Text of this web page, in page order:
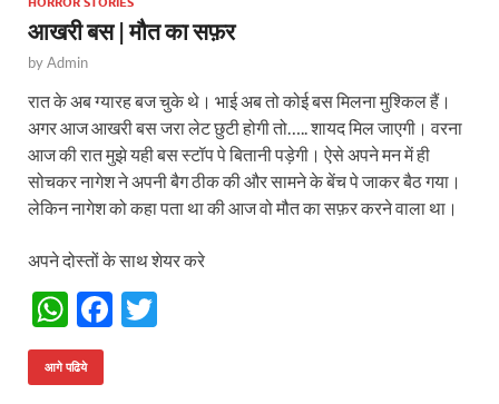
आखरी बस | मौत का सफ़र
byAdmin
रात के अब ग्यारह बज चुके थे। भाई अब तो कोई बस मिलना मुश्किल हैं।
अगर आज आखरी बस जरा लेट छुटी होगी तो….. शायद मिल जाएगी। वरना
आज की रात मुझे यही बस स्टॉप पे बितानी पड़ेगी। ऐसे अपने मन में ही
सोचकर नागेश ने अपनी बैग ठीक की और सामने के बेंच पे जाकर बैठ गया।
लेकिन नागेश को कहा पता था की आज वो मौत का सफ़र करने वाला था।
अपने दोस्तों के साथ शेयर करे
W
h
at
F
आगे पढिये